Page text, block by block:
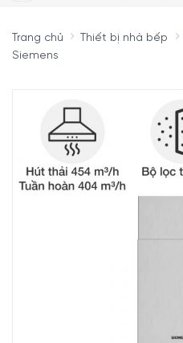
Trang chủ Thiết bị nhà bếp
Siemens